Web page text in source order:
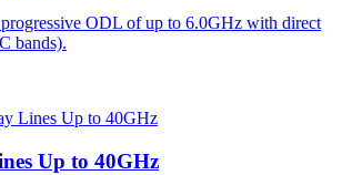
ODL of up to 6.0GHz with direct
bands).
Up to 40GHz